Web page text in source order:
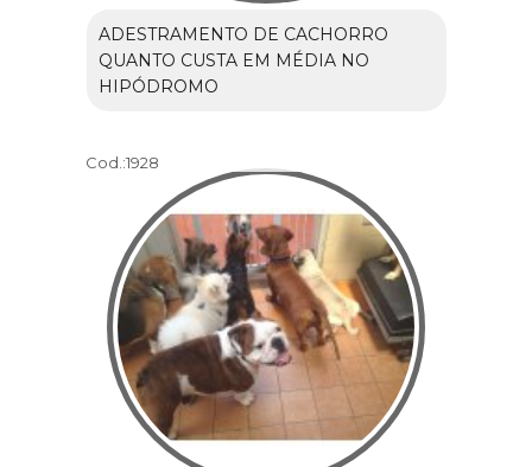
ADESTRAMENTO DE CACHORRO
QUANTO CUSTA EM MÉDIA NO
HIPÓDROMO
Cod.:1928